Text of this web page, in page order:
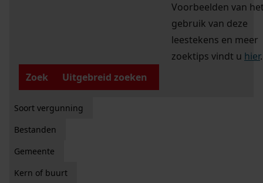
Voorbeelden van
gebruik van deze
leestekens en meer
zoektips vindt u hier.
Zoek
Uitgebreid zoeken
Soort vergunning
Bestanden
Gemeente
Kern of buurt